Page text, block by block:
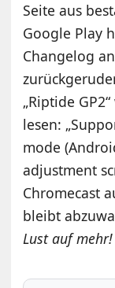
Seite aus
Google Play
Changelog
„Riptide
lesen:
mode
adjustment
Chromecast
bleibt
Lust auf mehr!